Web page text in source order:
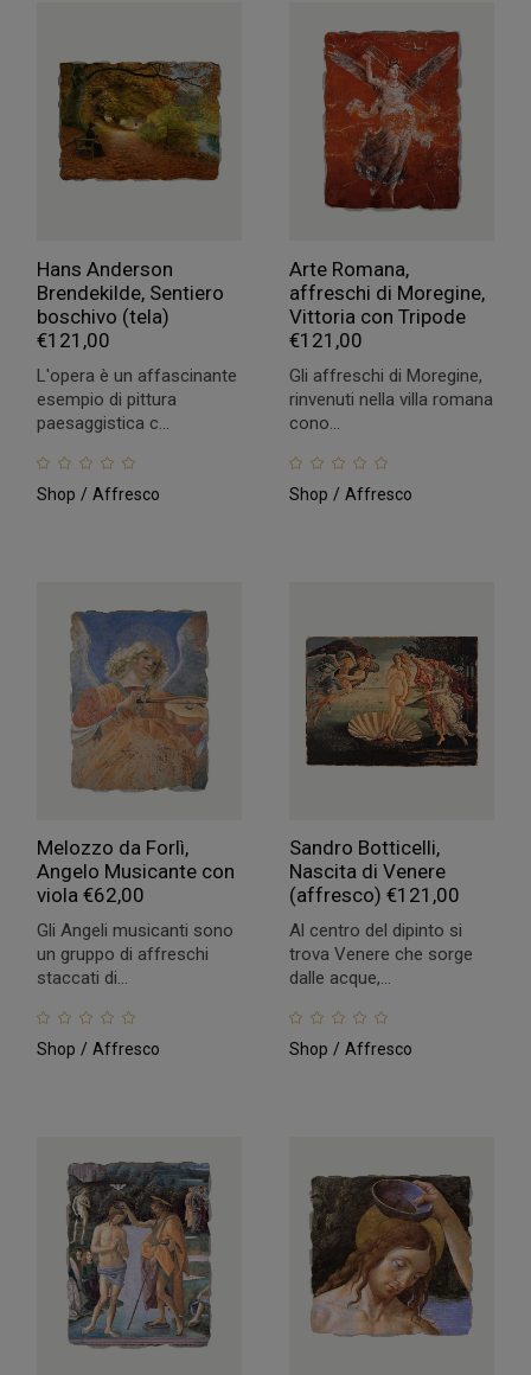
Hans Anderson
Brendekilde, Sentiero
boschivo (tela)
€121,00
L'opera è un affascinante
esempio di pittura
paesaggistica c...
Shop Affresco
Arte Romana,
affreschi di Moregine,
Vittoria con Tripode
€121,00
Gli affreschi di Moregine,
rinvenuti nella villa romana
cono...
Shop Affresco
Melozzo da Forlì,
Angelo Musicante con
viola€62,00
Gli Angeli musicanti sono
un gruppo di affreschi
staccati di...
Shop Affresco
Sandro Botticelli,
Nascita di Venere
(affresco) €121,00
Al centro del dipinto si
trova Venere che sorge
dalle acque,...
Shop Affresco